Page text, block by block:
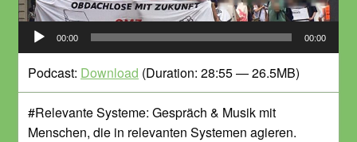
Audio-
Player
00:00 00:00
Podcast: Download (Duration: 28:55 — 26.5MB)
#Relevante Systeme: Gespräch & Musik mit
Menschen, die in relevanten Systemen agieren.